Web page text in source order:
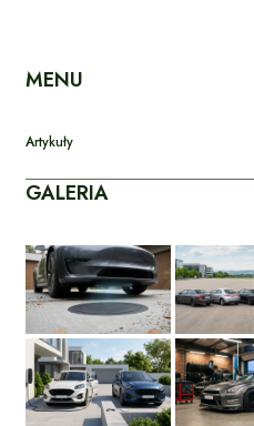
MENU
Artykuły
GALERIA